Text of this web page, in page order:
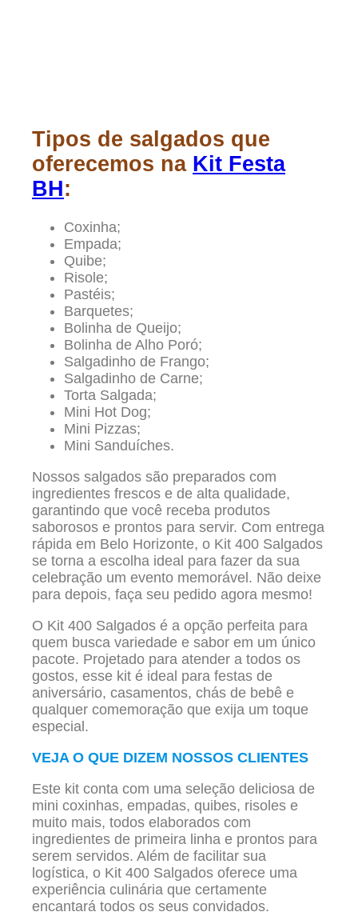
Tipos de salgados que
oferecemos na Kit Festa
BH:
Coxinha;
Empada;
Quibe;
Risole;
Pastéis;
Barquetes;
Bolinha de Queijo;
Bolinha de Alho Poró;
Salgadinho de Frango;
Salgadinho de Carne;
Torta Salgada;
Mini Hot Dog;
Mini Pizzas;
Mini Sanduíches.
Nossos salgados são preparados com
ingredientes frescos e de alta qualidade,
garantindo que você receba produtos
saborosos e prontos para servir. Com entrega
rápida em Belo Horizonte, o Kit 400 Salgados
se torna a escolha ideal para fazer da sua
celebração um evento memorável. Não deixe
para depois, faça seu pedido agora mesmo!
O Kit 400 Salgados é a opção perfeita para
quem busca variedade e sabor em um único
pacote. Projetado para atender a todos os
gostos, esse kit é ideal para festas de
aniversário, casamentos, chás de bebê e
qualquer comemoração que exija um toque
especial.
VEJA O QUE DIZEM NOSSOS CLIENTES
Este kit conta com uma seleção deliciosa de
mini coxinhas, empadas, quibes, risoles e
muito mais, todos elaborados com
ingredientes de primeira linha e prontos para
serem servidos. Além de facilitar sua
logística, o Kit 400 Salgados oferece uma
experiência culinária que certamente
encantará todos os seus convidados.